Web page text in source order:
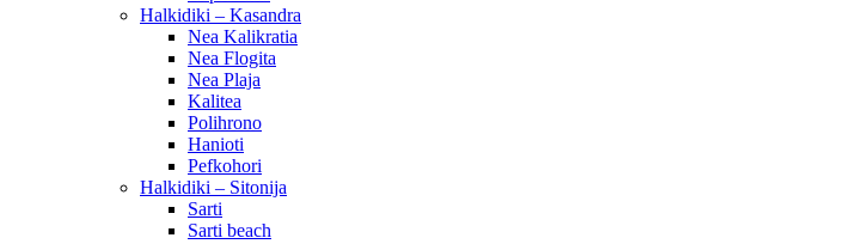
Halkidiki – Kasandra
Nea Kalikratia
Nea Flogita
Nea Plaja
Kalitea
Polihrono
Hanioti
Pefkohori
Halkidiki – Sitonija
Sarti
Sarti beach